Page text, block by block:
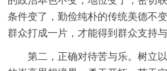
条件变了，勤俭纯朴的传统美德不
群众打成一片，才能得到群众支持与
第二，正确对待苦与乐。树立